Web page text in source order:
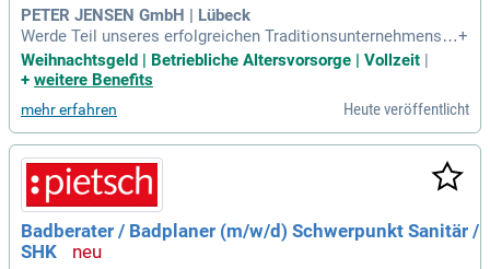
PETER JENSEN GmbH | Lübeck
Werde Teil unseres erfolgreichen Traditionsunternehmens i
n Lübeck als Verkäufer in unserer Badausstellung (m/w/d)!
Wir suchen eine engagierte Persönlichkeit zur qualifizierten
dkunden. Deine Aufgaben umfassen den aktiven Verkauf vo
n Sanitärobjekten und die Erstellung von Badplanungen mit
dem Planungsprogramm Innova. Ideale Kandidaten haben ei
ne solide kaufmännische oder technische Ausbildung sowie
mehrjährige Berufserfahrung im Verkauf. Kommunikationss
tärke, Teamfähigkeit und ein überzeugendes Auftreten sind
entscheidend für deinen Erfolg. Bewirb dich jetzt und gestalt
e mit uns die Zukunft der Badezimmergestaltung!
+
Weihnachtsgeld | Betriebliche Altersvorsorge | Vollzeit
+ weitere Benefits
mehr erfahren Heute veröffentlicht
Badberater / Badplaner (m/w/d) Schwerpunkt Sanitär /
SHK